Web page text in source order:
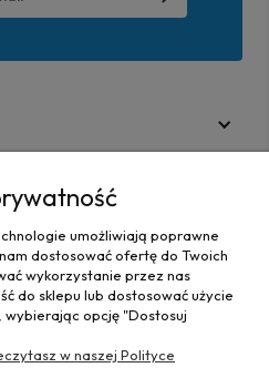
umożliwiają poprawne
dostosować ofertę do Twoich
wykorzystanie przez nas
do sklepu lub dostosować użycie
opcję "Dostosuj
w naszej Polityce